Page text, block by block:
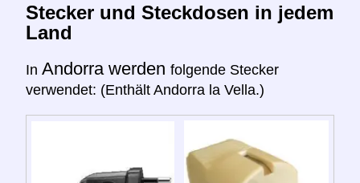
Stecker und Steckdosen in jedem
Land
In Andorra werden folgende Stecker
verwendet: (Enthält Andorra la Vella.)